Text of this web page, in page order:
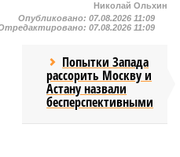
Николай Ольхин
Опубликовано: 07.08.2026 11:09
07.08.2026 11:09
Попытки Запада
рассорить Москву и
Астану назвали
бесперспективными